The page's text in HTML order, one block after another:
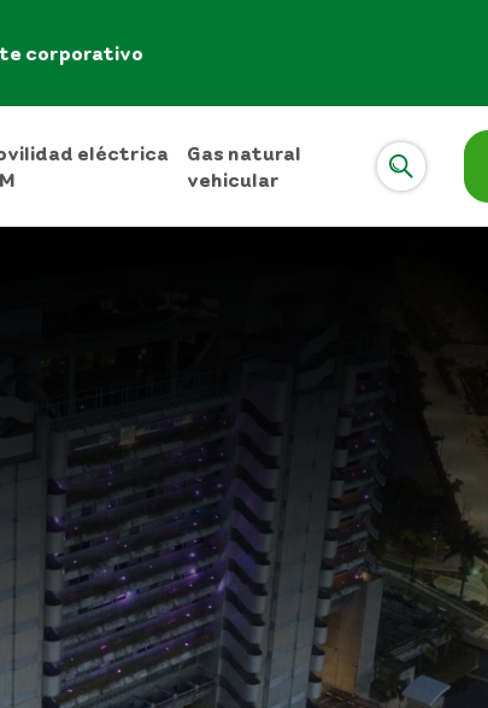
corporativo
eléctrica
Gas natural
vehicular